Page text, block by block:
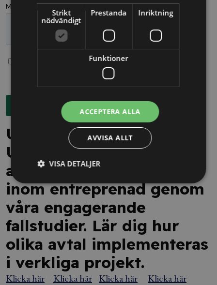
Utvalda domar:
Utforska de praktiska
aspekterna av ansvar
inom entreprenad genom
våra engagerande
fallstudier. Lär dig hur
olika avtal implementeras
i verkliga projekt.
Klicka här
Klicka här Klicka här
Klicka här
Strikt
nödvändigt
Prestanda Inriktning
Funktioner
ACCEPTERA ALLA
AVVISA ALLT
VISA DETALJER